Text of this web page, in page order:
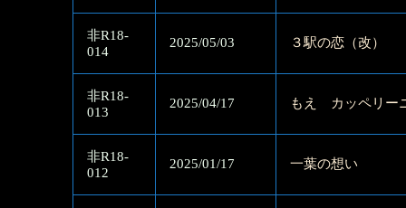
非R18-
014
2025/05/03 ３駅の恋（改）
非R18-
013
2025/04/17 もえ カッペリー
非R18-
012
2025/01/17 一葉の想い